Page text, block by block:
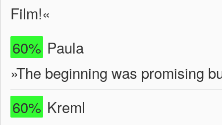
Film!«
60% Paula
»The beginning was promising
60% Kreml